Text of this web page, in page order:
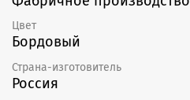
Цвет
Бордовый
Страна-изготовитель
Россия